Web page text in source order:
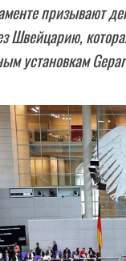
призывают
Швейцарию,
установкам